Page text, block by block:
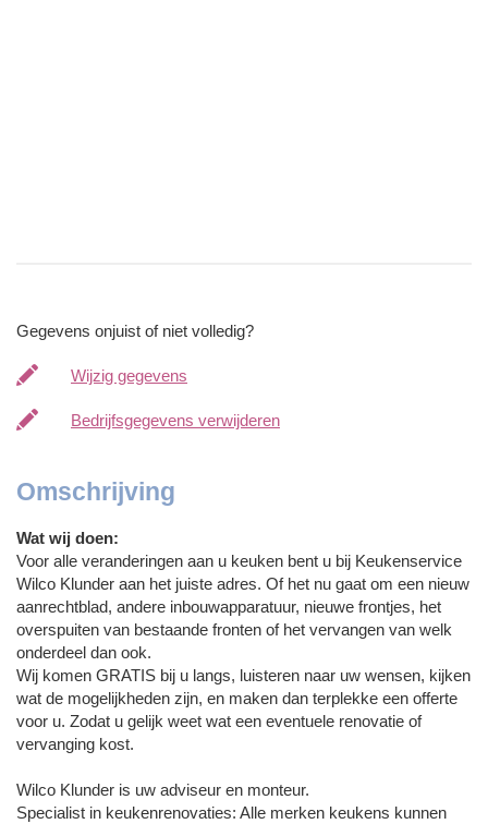
Gegevens onjuist of niet volledig?
Wijzig gegevens
Bedrijfsgegevens verwijderen
Omschrijving
Wat wij doen:
Voor alle veranderingen aan u keuken bent u bij Keukenservice
Wilco Klunder aan het juiste adres. Of het nu gaat om een nieuw
aanrechtblad, andere inbouwapparatuur, nieuwe frontjes, het
overspuiten van bestaande fronten of het vervangen van welk
onderdeel dan ook.
Wij komen GRATIS bij u langs, luisteren naar uw wensen, kijken
wat de mogelijkheden zijn, en maken dan terplekke een offerte
voor u. Zodat u gelijk weet wat een eventuele renovatie of
vervanging kost.
Wilco Klunder is uw adviseur en monteur.
Specialist in keukenrenovaties: Alle merken keukens kunnen